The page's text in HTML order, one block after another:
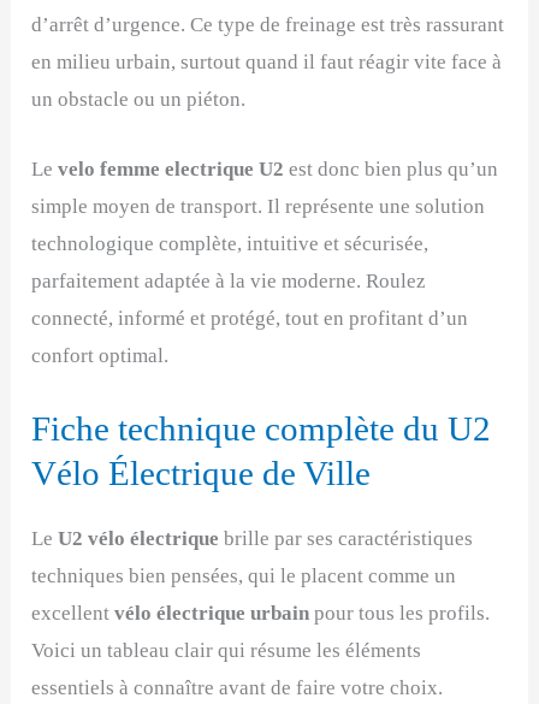
d’arrêt d’urgence. Ce type de freinage est très rassurant
en milieu urbain, surtout quand il faut réagir vite face à
un obstacle ou un piéton.
Levelo femme electrique U2 est donc bien plus qu’un
simple moyen de transport. Il représente une solution
technologique complète, intuitive et sécurisée,
parfaitement adaptée à la vie moderne. Roulez
connecté, informé et protégé, tout en profitant d’un
confort optimal.
Fiche technique complète du U2
Vélo Électrique de Ville
LeU2 vélo électrique brille par ses caractéristiques
techniques bien pensées, qui le placent comme un
excellentvélo électrique urbain pour tous les profils.
Voici un tableau clair qui résume les éléments
essentiels à connaître avant de faire votre choix.